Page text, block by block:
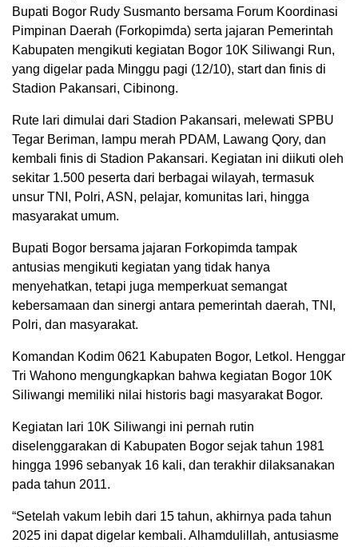
Bupati Bogor Rudy Susmanto bersama Forum Koordinasi
Pimpinan Daerah (Forkopimda) serta jajaran Pemerintah
Kabupaten mengikuti kegiatan Bogor 10K Siliwangi Run,
yang digelar pada Minggu pagi (12/10), start dan finis di
Stadion Pakansari, Cibinong.
Rute lari dimulai dari Stadion Pakansari, melewati SPBU
Tegar Beriman, lampu merah PDAM, Lawang Qory, dan
kembali finis di Stadion Pakansari. Kegiatan ini diikuti oleh
sekitar 1.500 peserta dari berbagai wilayah, termasuk
unsur TNI, Polri, ASN, pelajar, komunitas lari, hingga
masyarakat umum.
Bupati Bogor bersama jajaran Forkopimda tampak
antusias mengikuti kegiatan yang tidak hanya
menyehatkan, tetapi juga memperkuat semangat
kebersamaan dan sinergi antara pemerintah daerah, TNI,
Polri, dan masyarakat.
Komandan Kodim 0621 Kabupaten Bogor, Letkol. Henggar
Tri Wahono mengungkapkan bahwa kegiatan Bogor 10K
Siliwangi memiliki nilai historis bagi masyarakat Bogor.
Kegiatan lari 10K Siliwangi ini pernah rutin
diselenggarakan di Kabupaten Bogor sejak tahun 1981
hingga 1996 sebanyak 16 kali, dan terakhir dilaksanakan
pada tahun 2011.
“Setelah vakum lebih dari 15 tahun, akhirnya pada tahun
2025 ini dapat digelar kembali. Alhamdulillah, antusiasme